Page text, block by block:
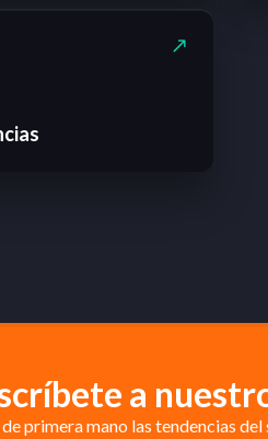
a
primera mano las tendencias